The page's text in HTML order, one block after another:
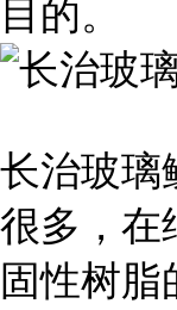
目的。
长治玻璃
很多，在
固性树脂